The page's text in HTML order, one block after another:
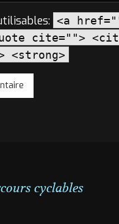
<a
cite="">
<strong>
cyclables